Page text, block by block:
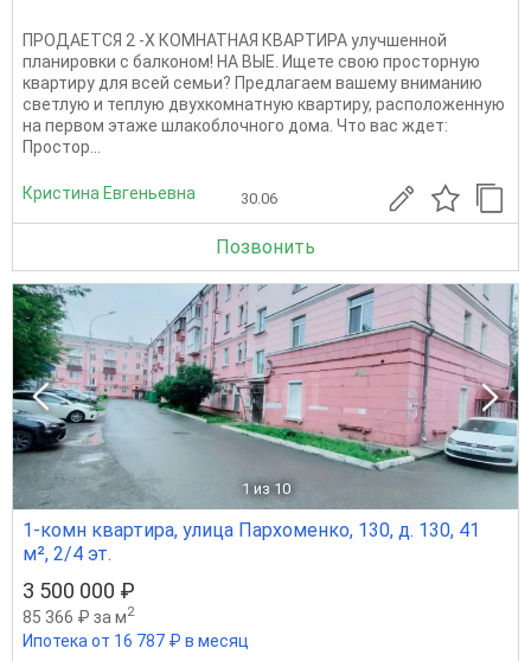
ПРОДАЕТСЯ 2 -Х КОМНАТНАЯ КВАРТИРА улучшенной
планировки с балконом! НА ВЫЕ. Ищете свою просторную
квартиру для всей семьи? Предлагаем вашему вниманию
светлую и теплую двухкомнатную квартиру, расположенную
на первом этаже шлакоблочного дома. Что вас ждет:
Простор...
Кристина Евгеньевна 30.06
Позвонить
1 из 10
1-комн квартира, улица Пархоменко, 130, д. 130, 41
м², 2/4 эт.
3 500 000 ₽
85 366 ₽ за м2
Ипотека от 16 787 ₽ в месяц